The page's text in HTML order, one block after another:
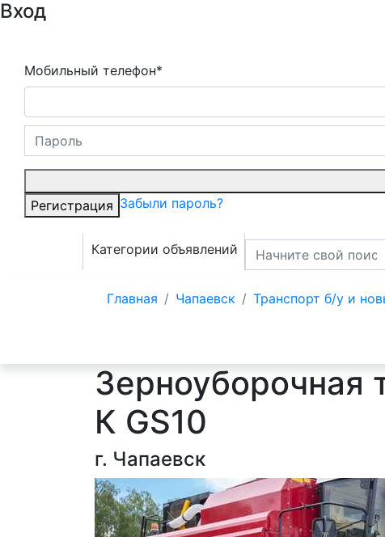
Вход
Мобильный телефон*
Регистрация Забыли пароль?
Категории объявлений
Главная Чапаевск Транспорт б/у и
Зерноуборочная
К GS10
г. Чапаевск